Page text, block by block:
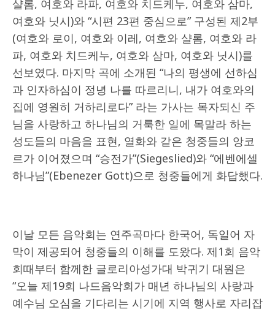
샬롬, 여호와 라파, 여호와 치드케누, 여호와 삼마,
여호와 닛시)와 “시편 23편 중심으로” 구성된 제2부
(여호와 로이, 여호와 이레, 여호와 샬롬, 여호와 라
파, 여호와 치드케누, 여호와 삼마, 여호와 닛시)를
선보였다. 마지막 곡에 소개된 “나의 평생에 선하심
과 인자하심이 정녕 나를 따르리니, 내가 여호와의
집에 영원히 거하리로다” 라는 가사는 목자되신 주
님을 사랑하고 하나님의 거룩한 일에 목말라 하는
성도들의 마음을 표현, 열화와 같은 청중들의 앙코
르가 이어졌으며 “승전가”(Siegeslied)와 “에벤에셀
하나님”(Ebenezer Gott)으로 청중들에게 화답했다.
이날 모든 음악회는 연주곡마다 한국어, 독일어 자
막이 제공되어 청중들의 이해를 도왔다. 제1회 음악
회때부터 함께한 글로리아성가대 박귀기 대원은
“오늘 제19회 나드음악회가 매년 하나님의 사랑과
예수님 오심을 기다리는 시기에 지역 행사로 자리잡